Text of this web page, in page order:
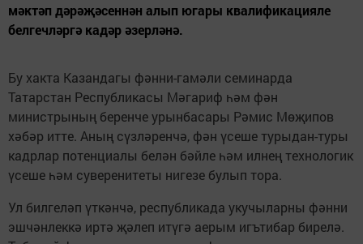
мәктәп дәрәҗәсеннән алып югары квалификацияле
белгечләргә кадәр әзерләнә.
Бу хакта Казандагы фәнни-гамәли семинарда
Татарстан Республикасы Мәгариф һәм фән
министрының беренче урынбасары Рәмис Мөҗипов
хәбәр итте. Аның сүзләренчә, фән үсеше турыдан-туры
кадрлар потенциалы белән бәйле һәм илнең технологик
үсеше һәм суверенитеты нигезе булып тора.
Ул билгеләп үткәнчә, республикада укучыларны фәнни
эшчәнлеккә иртә җәлеп итүгә аерым игътибар бирелә.